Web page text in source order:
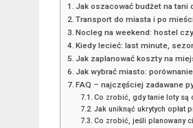
Jak oszacować budżet na tani
Transport do miasta i po
Nocleg na weekend: hostel
Kiedy lecieć: last minute,
Jak zaplanować koszty na
Jak wybrać miasto:
FAQ – najczęściej zadawane
Co zrobić, gdy tanie loty są
Jak uniknąć ukrytych opłat
Co zrobić, jeśli planowany